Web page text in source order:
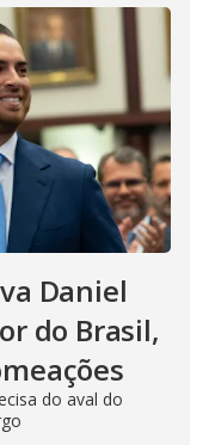
Daniel
do Brasil,
do aval do